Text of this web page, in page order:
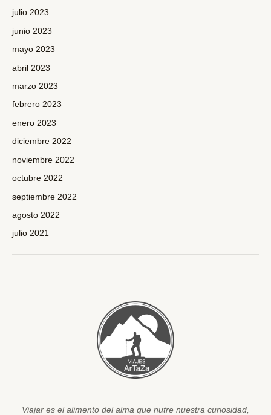
julio 2023
junio 2023
mayo 2023
abril 2023
marzo 2023
febrero 2023
enero 2023
diciembre 2022
noviembre 2022
octubre 2022
septiembre 2022
agosto 2022
julio 2021
Viajar es el alimento del alma que nutre nuestra curiosidad,